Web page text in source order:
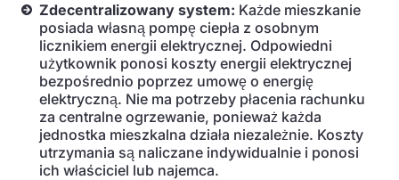
Zdecentralizowany system: Każde mieszkanie
posiada własną pompę ciepła z osobnym
licznikiem energii elektrycznej. Odpowiedni
użytkownik ponosi koszty energii elektrycznej
bezpośrednio poprzez umowę o energię
elektryczną. Nie ma potrzeby płacenia rachunku
za centralne ogrzewanie, ponieważ każda
jednostka mieszkalna działa niezależnie. Koszty
utrzymania są naliczane indywidualnie i ponosi
ich właściciel lub najemca.